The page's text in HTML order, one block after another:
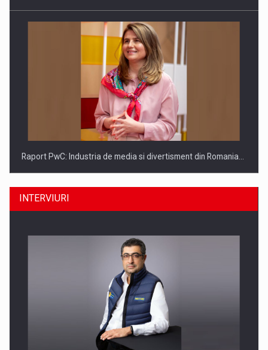
Raport PwC: Industria de media si divertisment din Romania…
Ce nu stiu Directorii de HR despre performanta echipelor…
INTERVIURI